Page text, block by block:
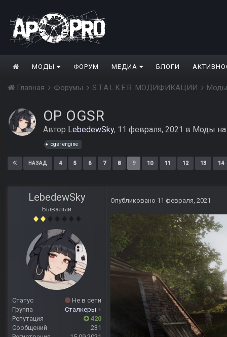
МОДЫ ФОРУМ МЕДИА БЛОГИ
Главная Форумы S.T.A.L.K.E.R. МОДИФИКАЦИИ
ОP OGSR
Автор LebedewSky, 11 февраля, 2021 в Моды на
ogsr engine
НАЗАД 4 5 6 7 8 9 10 11 12 13 14
LebedewSky
Бывалый
Статус
Не в сети
Группа
Сталкеры +
Репутация
420
Сообщений
231
Опубликовано 11 февраля, 2021